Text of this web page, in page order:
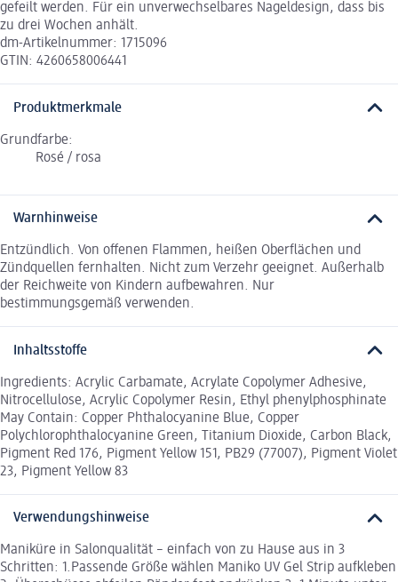
gefeilt werden. Für ein unverwechselbares Nageldesign, dass bis
zu drei Wochen anhält.
dm-Artikelnummer: 1715096
GTIN: 4260658006441
Produktmerkmale
Grundfarbe:
Rosé / rosa
Warnhinweise
Entzündlich. Von offenen Flammen, heißen Oberflächen und
Zündquellen fernhalten. Nicht zum Verzehr geeignet. Außerhalb
der Reichweite von Kindern aufbewahren. Nur
bestimmungsgemäß verwenden.
Inhaltsstoffe
Ingredients: Acrylic Carbamate, Acrylate Copolymer Adhesive,
Nitrocellulose, Acrylic Copolymer Resin, Ethyl phenylphosphinate
May Contain: Copper Phthalocyanine Blue, Copper
Polychlorophthalocyanine Green, Titanium Dioxide, Carbon Black,
Pigment Red 176, Pigment Yellow 151, PB29 (77007), Pigment Violet
23, Pigment Yellow 83
Verwendungshinweise
Maniküre in Salonqualität – einfach von zu Hause aus in 3
Schritten: 1.Passende Größe wählen Maniko UV Gel Strip aufkleben